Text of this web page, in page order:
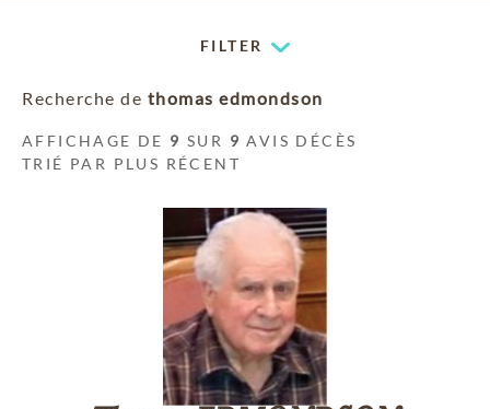
FILTER
Recherche de thomas edmondson
AFFICHAGE DE 9 SUR 9 AVIS DÉCÈS
TRIÉ PAR PLUS RÉCENT